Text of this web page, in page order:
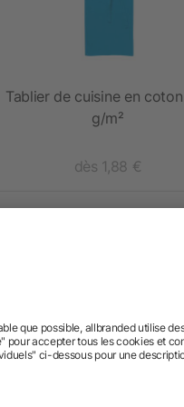
Tablier de cuisine en
g/m²
dès 1,88 €
avons les
? allbranded